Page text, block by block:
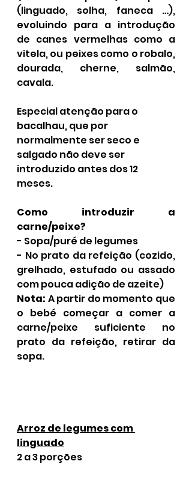
(linguado, solha, faneca …),
evoluindo para a introdução
de canes vermelhas como a
vitela, ou peixes como o robalo,
dourada, cherne, salmão,
cavala.
Especial atenção para o
bacalhau, que por
normalmente ser seco e
salgado não deve ser
introduzido antes dos 12
meses.
Como introduzir a
carne/peixe?
- Sopa/puré de legumes
- No prato da refeição (cozido,
grelhado, estufado ou assado
com pouca adição de azeite)
Nota: A partir do momento que
o bebé começar a comer a
carne/peixe suficiente no
prato da refeição, retirar da
sopa.
Arroz de legumes com
linguado
2 a 3 porções